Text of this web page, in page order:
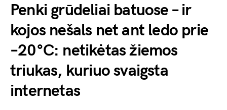
Penki grūdeliai batuose – ir
kojos nešals net ant ledo prie
–20°C: netikėtas žiemos
triukas, kuriuo svaigsta
internetas